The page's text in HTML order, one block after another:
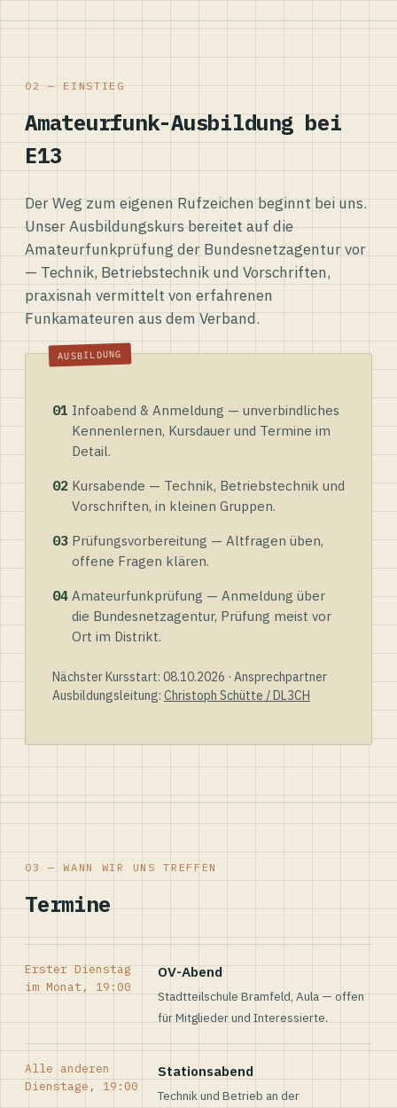
02 — EINSTIEG
Amateurfunk-Ausbildung bei
E13
Der Weg zum eigenen Rufzeichen beginnt bei uns.
Unser Ausbildungskurs bereitet auf die
Amateurfunkprüfung der Bundesnetzagentur vor
— Technik, Betriebstechnik und Vorschriften,
praxisnah vermittelt von erfahrenen
Funkamateuren aus dem Verband.
01 Infoabend & Anmeldung — unverbindliches
Kennenlernen, Kursdauer und Termine im
Detail.
02 Kursabende — Technik, Betriebstechnik und
Vorschriften, in kleinen Gruppen.
03 Prüfungsvorbereitung — Altfragen üben,
offene Fragen klären.
04 Amateurfunkprüfung — Anmeldung über
die Bundesnetzagentur, Prüfung meist vor
Ort im Distrikt.
Nächster Kursstart: 08.10.2026 · Ansprechpartner
Ausbildungsleitung: Christoph Schütte / DL3CH
03 — WANN WIR UNS TREFFEN
Termine
Erster Dienstag
im Monat, 19:00
OV-Abend
Stadtteilschule Bramfeld, Aula — offen
für Mitglieder und Interessierte.
Alle anderen
Dienstage, 19:00
Stationsabend
Technik und Betrieb an der